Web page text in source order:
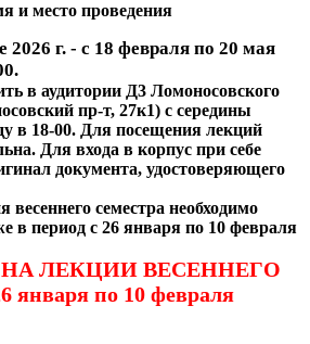
и место проведения
2026 г. - с 18 февраля по 20 мая
в аудитории Д3 Ломоносовского
пр-т, 27к1) с середины
в 18-00. Для посещения лекций
Для входа в корпус при себе
документа, удостоверяющего
весеннего семестра необходимо
в период с 26 января по 10 февраля
ЛЕКЦИИ ВЕСЕННЕГО
по 10 февраля